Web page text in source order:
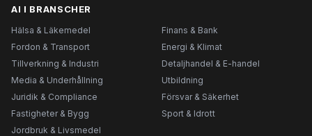
AI I BRANSCHER
Hälsa & Läkemedel
Finans & Bank
Fordon & Transport
Energi & Klimat
Tillverkning & Industri
Detaljhandel & E-handel
Media & Underhållning
Utbildning
Juridik & Compliance
Försvar & Säkerhet
Fastigheter & Bygg
Sport & Idrott
Jordbruk & Livsmedel